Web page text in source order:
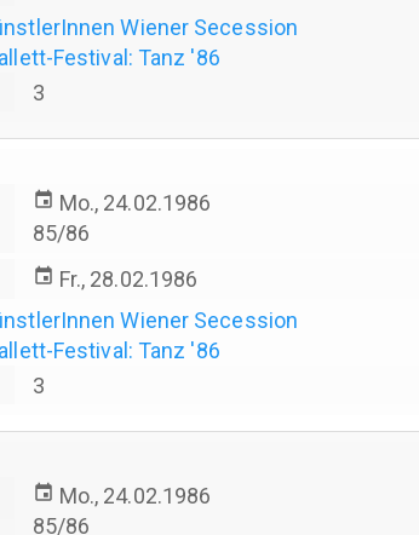
Wiener Secession
Festival: Tanz '86
3
event Mo., 24.02.1986
85/86
event Fr., 28.02.1986
Wiener Secession
Festival: Tanz '86
3
event Mo., 24.02.1986
85/86